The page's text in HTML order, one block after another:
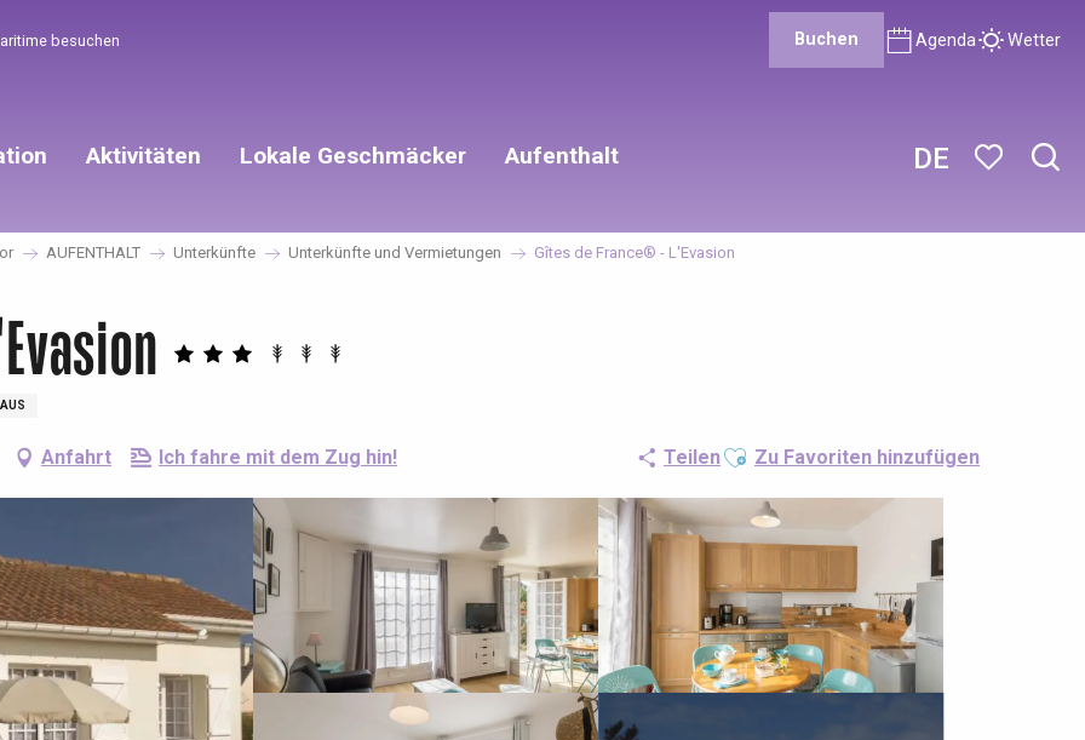
DE
besuchen Buchen Agenda Wetter
Aktivitäten Lokale Geschmäcker Aufenthalt
AUFENTHALT Unterkünfte Unterkünfte und Vermietungen Gîtes de France® - L'Evasion
Anfahrt Ich fahre mit dem Zug hin! TeilenAjouter aux favoris
Zu Favoriten hinzufügen